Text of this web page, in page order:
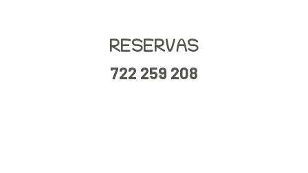
RESERVAS
722 259 208